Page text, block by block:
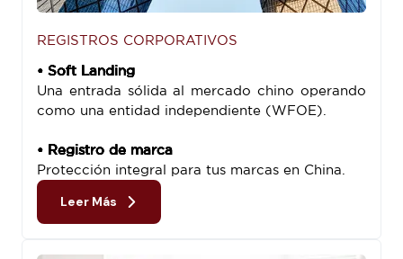
REGISTROS CORPORATIVOS
• Soft Landing
Una entrada sólida al mercado chino operando
como una entidad independiente (WFOE).
• Registro de marca
Protección integral para tus marcas en China.
Leer Más